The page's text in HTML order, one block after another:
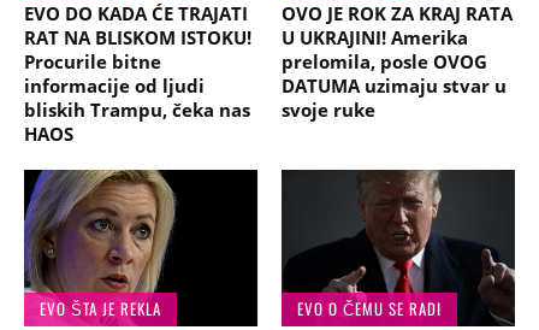
EVO DO KADA ĆE TRAJATI
RAT NA BLISKOM ISTOKU!
Procurile bitne
informacije od ljudi
bliskih Trampu, čeka nas
HAOS
OVO JE ROK ZA KRAJ RATA
U UKRAJINI! Amerika
prelomila, posle OVOG
DATUMA uzimaju stvar u
svoje ruke
EVO ŠTA JE REKLA
EVO O ČEMU SE RADI